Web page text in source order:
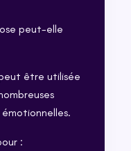
peut-elle
être utilisée
: